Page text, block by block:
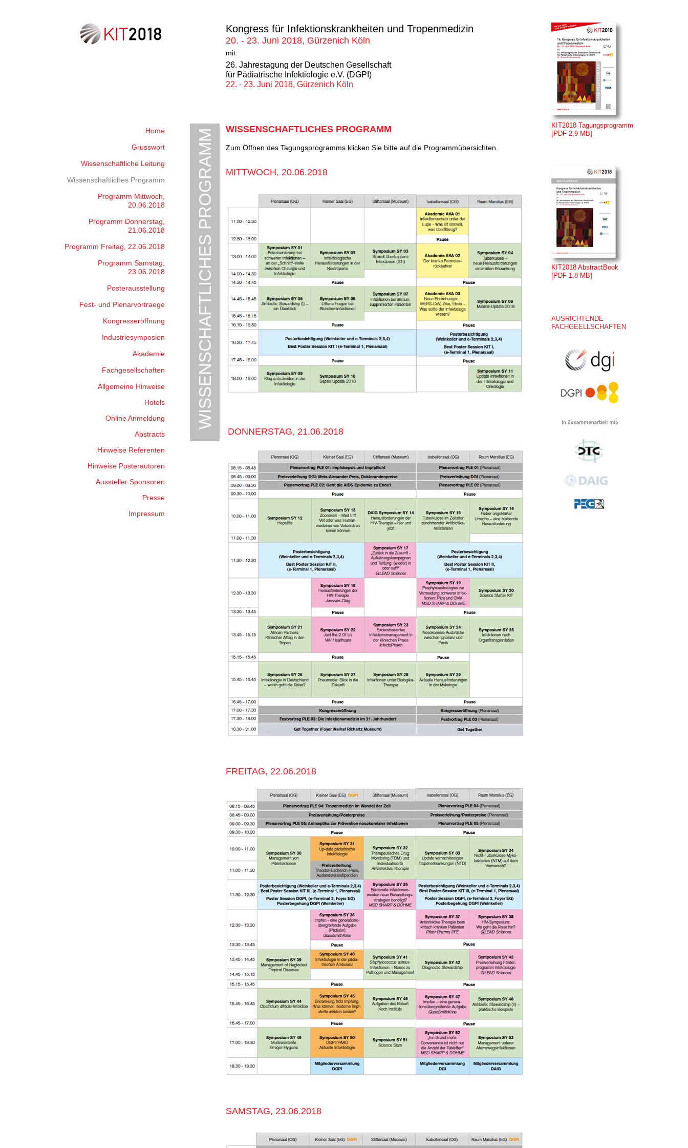
Home
Grusswort
Wissenschaftliche Leitung
Wissenschaftliches Programm
Programm Mittwoch,
20.06.2018
Programm Donnerstag,
21.06.2018
Programm Freitag, 22.06.2018
Programm Samstag,
23.06.2018
Posterausstellung
Fest- und Plenarvortraege
Kongresseröffnung
Industriesymposien
Akademie
Fachgesellschaften
Allgemeine Hinweise
Hotels
Online Anmeldung
Abstracts
Hinweise Referenten
Hinweise Posterautoren
Aussteller Sponsoren
Presse
Impressum
WISSENSCHAFTLICHES PROGRAMM
Kongress für Infektionskrankheiten und Tropenmedizin
20. - 23. Juni 2018, Gürzenich Köln
mit
26. Jahrestagung der Deutschen Gesellschaft
für Pädiatrische Infektiologie e.V. (DGPI)
22. - 23. Juni 2018, Gürzenich Köln
WISSENSCHAFTLICHES PROGRAMM
Zum Öffnen des Tagungsprogramms klicken Sie bitte auf die Programmübersichten.
MITTWOCH, 20.06.2018
DONNERSTAG, 21.06.2018
FREITAG, 22.06.2018
SAMSTAG, 23.06.2018
KIT2018 Tagungsprogramm
[PDF 2,9 MB]
KIT2018 AbstractBook
[PDF 1,8 MB]
AUSRICHTENDE
FACHGEELLSCHAFTEN